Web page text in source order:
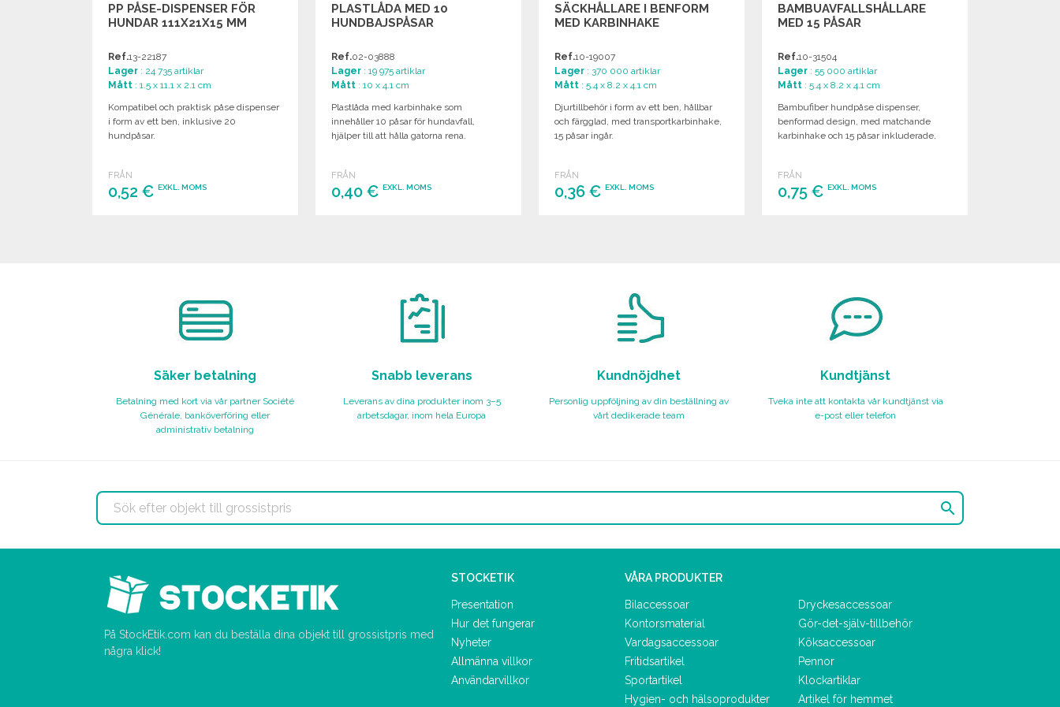
PP PÅSE-DISPENSER FÖR
HUNDAR 111X21X15 MM
Ref.13-22187
Lager : 24 735 artiklar
Mått : 1.5 x 11.1 x 2.1 cm
Kompatibel och praktisk påse dispenser
i form av ett ben, inklusive 20
hundpåsar.
FRÅN
0,52 € EXKL. MOMS
PLASTLÅDA MED 10
HUNDBAJSPÅSAR
Ref.02-03888
Lager : 19 975 artiklar
Mått : 10 x 4.1 cm
Plastlåda med karbinhake som
innehåller 10 påsar för hundavfall,
hjälper till att hålla gatorna rena.
FRÅN
0,40 €EXKL. MOMS
SÄCKHÅLLARE I BENFORM
MED KARBINHAKE
Ref.10-19007
Lager : 370 000 artiklar
Mått : 5.4 x 8.2 x 4.1 cm
Djurtillbehör i form av ett ben, hållbar
och färgglad, med transportkarbinhake,
15 påsar ingår.
FRÅN
0,36 €EXKL. MOMS
BAMBUAVFALLSHÅLLARE
MED 15 PÅSAR
Ref.10-31504
Lager : 55 000 artiklar
Mått : 5.4 x 8.2 x 4.1 cm
Bambufiber hundpåse dispenser,
benformad design, med matchande
karbinhake och 15 påsar inkluderade.
FRÅN
0,75 €EXKL. MOMS
Säker betalning
Betalning med kort via vår partner Société
Générale, banköverföring eller
administrativ betalning
Snabb leverans
Leverans av dina produkter inom 3–5
arbetsdagar, inom hela Europa
Kundnöjdhet
Personlig uppföljning av din beställning av
vårt dedikerade team
Kundtjänst
Tveka inte att kontakta vår kundtjänst via
e-post eller telefon

På StockEtik.com kan du beställa dina objekt till grossistpris med
några klick!
STOCKETIK
Presentation
Hur det fungerar
Nyheter
Allmänna villkor
Användarvillkor
VÅRA PRODUKTER
Bilaccessoar
Kontorsmaterial
Vardagsaccessoar
Fritidsartikel
Sportartikel
Hygien- och hälsoprodukter
Dryckesaccessoar
Gör-det-själv-tillbehör
Köksaccessoar
Pennor
Klockartiklar
Artikel för hemmet